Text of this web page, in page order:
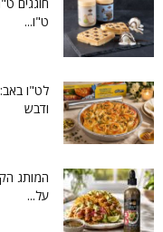
חוגגים
ט"ו...
לט"ו באב:
ודבש
המותג
על...